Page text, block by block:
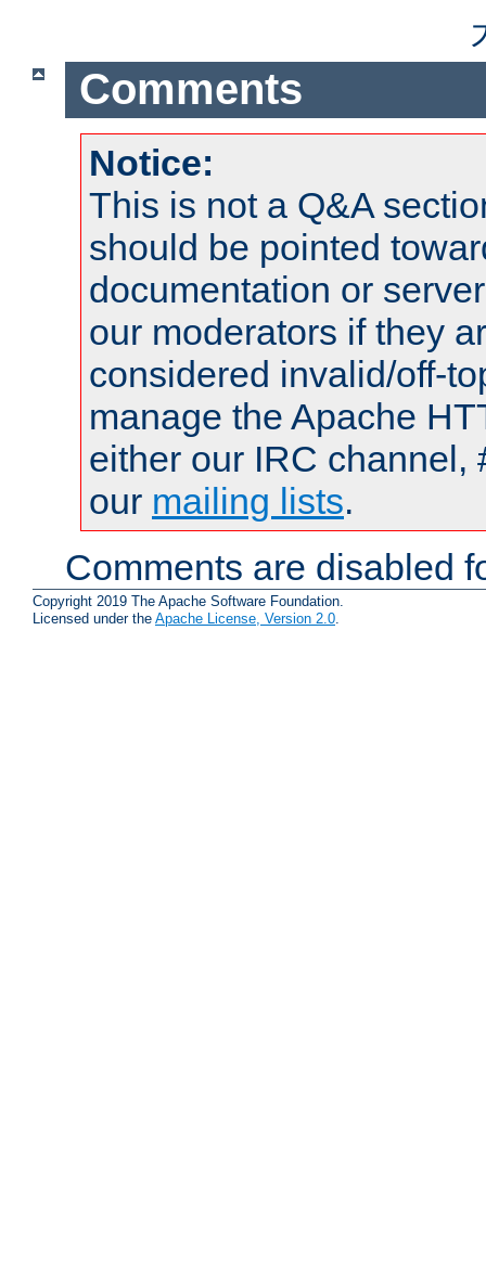
Comments
Notice:
This is not a Q&A
should be pointed
documentation or
our moderators if they
considered invalid/off-
manage the Apache
either our IRC channel,
our mailing lists.
Comments are disabled
Copyright 2019 The Apache Software Foundation.
Licensed under the Apache License, Version 2.0